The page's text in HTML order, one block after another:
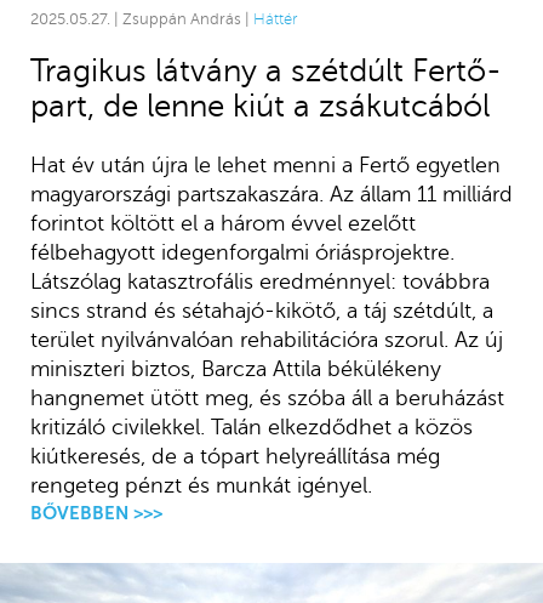
2025.05.27. | Zsuppán András | Háttér
Tragikus látvány a szétdúlt Fertő-
part, de lenne kiút a zsákutcából
Hat év után újra le lehet menni a Fertő egyetlen
magyarországi partszakaszára. Az állam 11 milliárd
forintot költött el a három évvel ezelőtt
félbehagyott idegenforgalmi óriásprojektre.
Látszólag katasztrofális eredménnyel: továbbra
sincs strand és sétahajó-kikötő, a táj szétdúlt, a
terület nyilvánvalóan rehabilitációra szorul. Az új
miniszteri biztos, Barcza Attila békülékeny
hangnemet ütött meg, és szóba áll a beruházást
kritizáló civilekkel. Talán elkezdődhet a közös
kiútkeresés, de a tópart helyreállítása még
rengeteg pénzt és munkát igényel.
BŐVEBBEN >>>